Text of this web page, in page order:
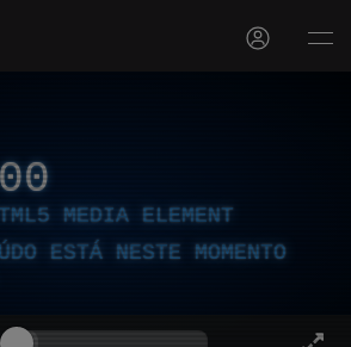
MEDIA ELEMENT
ESTÁ NESTE MOMENTO